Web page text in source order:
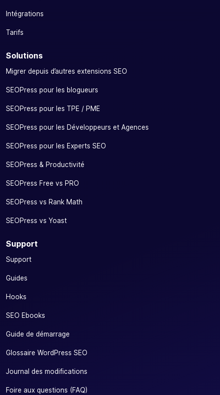
Intégrations
Tarifs
Solutions
Migrer depuis d’autres extensions SEO
SEOPress pour les blogueurs
SEOPress pour les TPE / PME
SEOPress pour les Développeurs et Agences
SEOPress pour les Experts SEO
SEOPress & Productivité
SEOPress Free vs PRO
SEOPress vs Rank Math
SEOPress vs Yoast
Support
Support
Guides
Hooks
SEO Ebooks
Guide de démarrage
Glossaire WordPress SEO
Journal des modifications
Foire aux questions (FAQ)